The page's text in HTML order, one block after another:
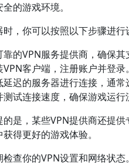
的游戏环境。
，你可以按照以下步骤进行
的VPN服务提供商，确保其
客户端，注册账户并登录。
迟的服务器进行连接，通常
试连接速度，确保游戏运行
的是，某些VPN提供商还提
获得更好的游戏体验。
查你的VPN设置和网络状